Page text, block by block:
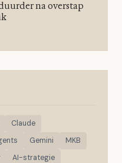
na overstap
Claude
Gemini
MKB
AI-strategie